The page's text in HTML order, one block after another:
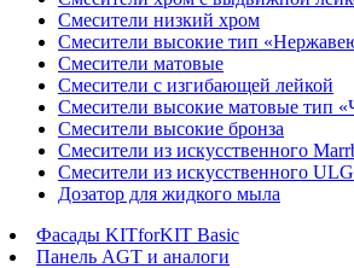
Смесители низкий хром
Смесители высокие тип
Смесители матовые
Смесители с изгибающей лейкой
Смесители высокие матовые тип
Смесители высокие бронза
Смесители из искусственного
Смесители из искусственного
Дозатор для жидкого мыла
Фасады KITforKIT Basic
Панель AGT и аналоги